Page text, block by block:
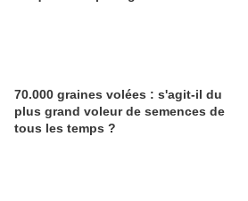
70.000 graines volées : s'agit-il du
plus grand voleur de semences de
tous les temps ?